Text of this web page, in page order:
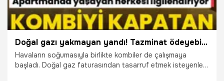
Doğal gazı yakmayan yandı! Tazminat ödeyebilirsiniz, 15 derece detayı dikkat çekiyor
Havaların soğumasıyla birlikte kombiler de çalışmaya
başladı. Doğal gaz faturasından tasarruf etmek isteyenler